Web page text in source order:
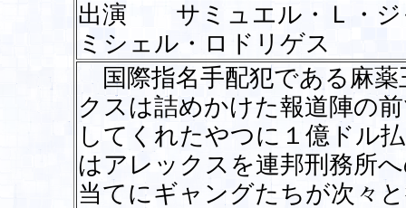
出演 サミュエル・Ｌ
ミシェル・ロドリゲス
国際指名手配犯である麻
クスは詰めかけた報道陣の
してくれたやつに１億ドル
はアレックスを連邦刑務所
当てにギャングたちが次々